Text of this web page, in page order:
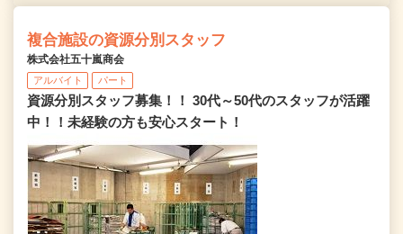
複合施設の資源分別スタッフ
株式会社五十嵐商会
アルバイト パート
資源分別スタッフ募集！！ 30代～50代のスタッフが活躍
中！！未経験の方も安心スタート！